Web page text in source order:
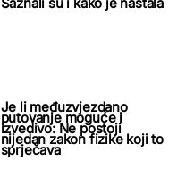
Saznali su i kako je nastala
Je li međuzvjezdano
putovanje moguće i
izvedivo: Ne postoji
nijedan zakon fizike koji to
sprječava